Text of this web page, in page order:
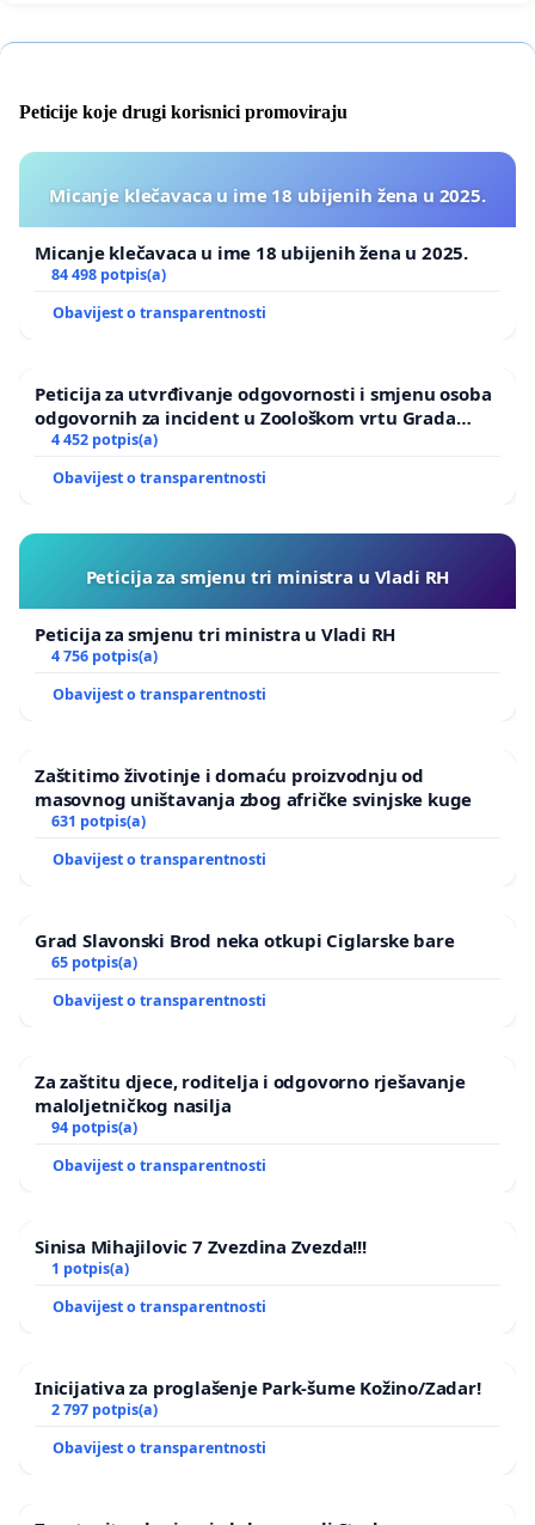
Peticije koje drugi korisnici promoviraju
Micanje klečavaca u ime 18 ubijenih žena u 2025.
Micanje klečavaca u ime 18 ubijenih žena u 2025.
84 498 potpis(a)
Obavijest o transparentnosti
Peticija za utvrđivanje odgovornosti i smjenu osoba
odgovornih za incident u Zoološkom vrtu Grada
Zagreba
4 452 potpis(a)
Obavijest o transparentnosti
Peticija za smjenu tri ministra u Vladi RH
Peticija za smjenu tri ministra u Vladi RH
4 756 potpis(a)
Obavijest o transparentnosti
Zaštitimo životinje i domaću proizvodnju od
masovnog uništavanja zbog afričke svinjske kuge
631 potpis(a)
Obavijest o transparentnosti
Grad Slavonski Brod neka otkupi Ciglarske bare
65 potpis(a)
Obavijest o transparentnosti
Za zaštitu djece, roditelja i odgovorno rješavanje
maloljetničkog nasilja
94 potpis(a)
Obavijest o transparentnosti
Sinisa Mihajilovic 7 Zvezdina Zvezda!!!
1 potpis(a)
Obavijest o transparentnosti
Inicijativa za proglašenje Park-šume Kožino/Zadar!
2 797 potpis(a)
Obavijest o transparentnosti